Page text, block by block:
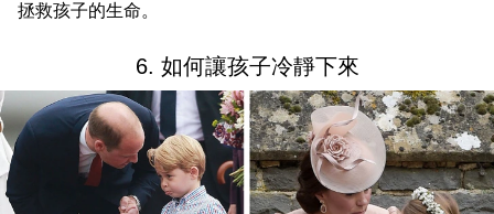
拯救孩子的生命。
6. 如何讓孩子冷靜下來